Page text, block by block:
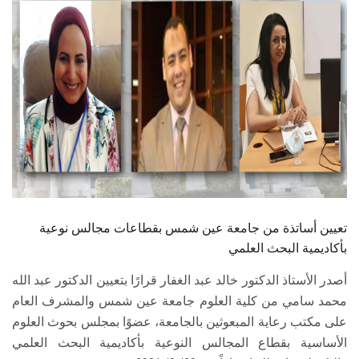
الطلاب
هيئة التدريس
الدراسات العليا
الخريجين
الموظفون
الزائـرون
سجل الان
تعيين أساتذة من جامعة عين شمس بقطاعات مجالس نوعية
بأكاديمية البحث العلمي
أصدر الأستاذ الدكتور خالد عبد الغفار قرارًا بتعيين الدكتور عبد الله
محمد سامي من كلية العلوم جامعة عين شمس والمشرف العام
على مكتب رعاية المبعوثين بالجامعة، عضوًا بمجلس بحوث العلوم
الأساسية بقطاع المجالس النوعية بأكاديمية البحث العلمي